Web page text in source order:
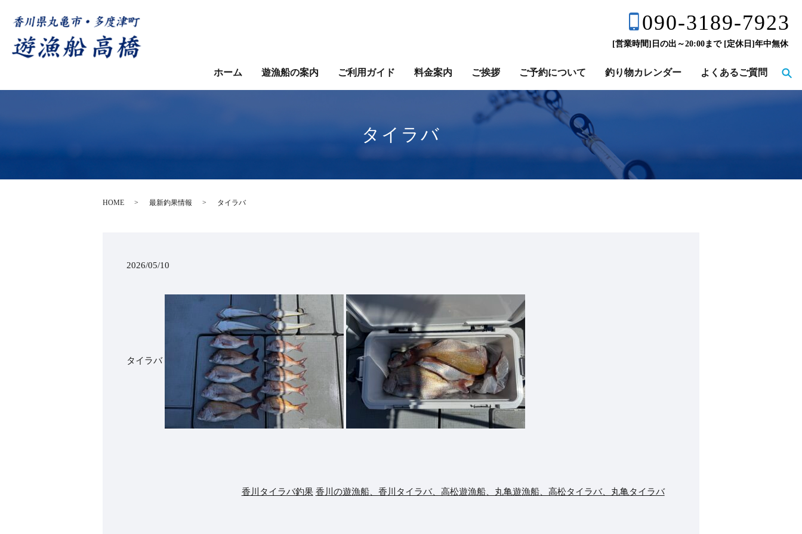
090-3189-7923
[営業時間]日の出～20:00まで [定休日]年中無休
ホーム 遊漁船の案内 ご利用ガイド 料金案内 ご挨拶 ご予約について 釣り物カレンダー よくあるご質問
タイラバ
HOME 最新釣果情報 タイラバ
2026/05/10
タイラバ
香川タイラバ釣果 香川の遊漁船、香川タイラバ、高松遊漁船、丸亀遊漁船、高松タイラバ、丸亀タイラバ